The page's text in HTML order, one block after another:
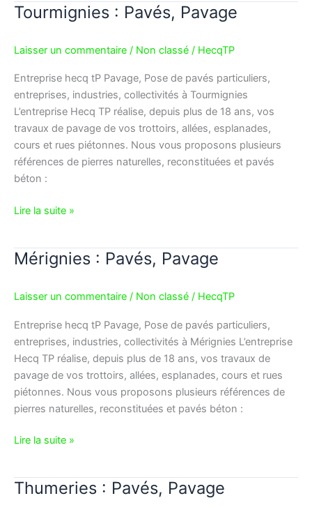
Tourmignies : Pavés, Pavage
Laisser un commentaire / Non classé / HecqTP
Entreprise hecq tP Pavage, Pose de pavés particuliers,
entreprises, industries, collectivités à Tourmignies
L’entreprise Hecq TP réalise, depuis plus de 18 ans, vos
travaux de pavage de vos trottoirs, allées, esplanades,
cours et rues piétonnes. Nous vous proposons plusieurs
références de pierres naturelles, reconstituées et pavés
béton :
Tourmignies
Lire la suite »
Mérignies : Pavés, Pavage
Laisser un commentaire / Non classé / HecqTP
Entreprise hecq tP Pavage, Pose de pavés particuliers,
entreprises, industries, collectivités à Mérignies L’entreprise
Hecq TP réalise, depuis plus de 18 ans, vos travaux de
pavage de vos trottoirs, allées, esplanades, cours et rues
piétonnes. Nous vous proposons plusieurs références de
pierres naturelles, reconstituées et pavés béton :
Mérignies
Pavés,
Lire la suite »
Thumeries : Pavés, Pavage
Thumeries